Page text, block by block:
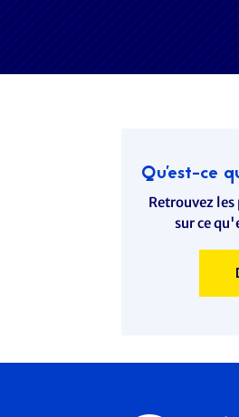
Qu'est-ce
Retrouvez
sur ce